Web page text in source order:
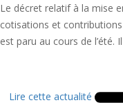
Le décret relatif à la mise
cotisations et
est paru au cours de l’été.
Lire cette actualité